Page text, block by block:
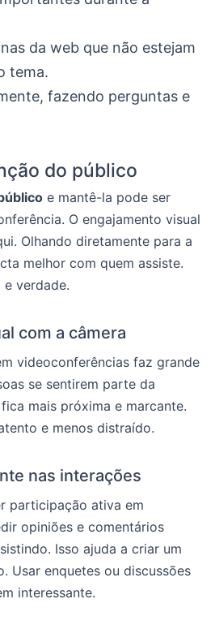
da web que não estejam
tema.
fazendo perguntas e
do público
e mantê-la pode ser
O engajamento visual
Olhando diretamente para a
melhor com quem assiste.
verdade.
com a câmera
videoconferências faz grande
se sentirem parte da
mais próxima e marcante.
e menos distraído.
nas interações
participação ativa em
opiniões e comentários
Isso ajuda a criar um
Usar enquetes ou discussões
interessante.